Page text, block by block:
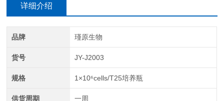
详细介绍
品牌 瑾原生物
货号 JY-J2003
规格 1×10⁶cells/T25培养瓶
供货周期 一周